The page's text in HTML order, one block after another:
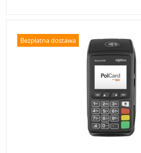
Bezpłatna dostawa